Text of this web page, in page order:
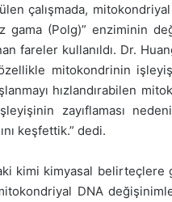
çalışmada, mitokondriyal
gama (Polg)” enziminin
fareler kullanıldı. Dr.
mitokondrinin
hızlandırabilen
zayıflaması
keşfettik.” dedi.
kimi kimyasal
DNA